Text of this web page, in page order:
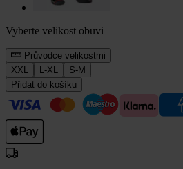
Vyberte velikost obuvi
Průvodce velikostmi
XXL
L-XL
S-M
Přidat do košíku